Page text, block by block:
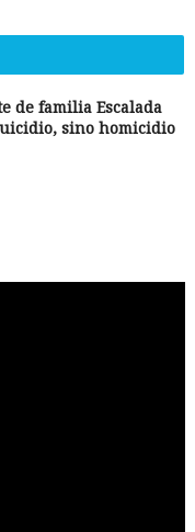
de familia Escalada
sino homicidio